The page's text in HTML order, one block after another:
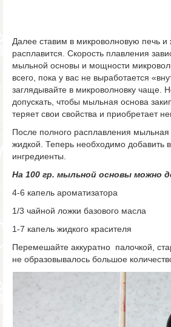
Далее ставим в микроволновую печь
расплавится. Скорость плавления
мыльной основы и мощности
всего, пока у вас не выработается
заглядывайте в микроволновку чаще.
допускать, чтобы мыльная основа
теряет свои свойства и приобретает
После полного расплавления мыльная
жидкой. Теперь необходимо добавить
ингредиенты.
На 100 гр. мыльной основы можно
4-6 капель ароматизатора
1/3 чайной ложки базового масла
1-7 капель жидкого красителя
Перемешайте аккуратно палочкой,
не образовывалось большое